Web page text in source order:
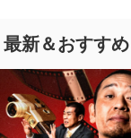
最新＆おすす